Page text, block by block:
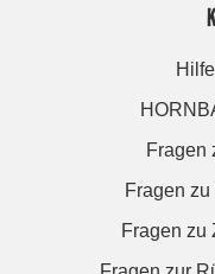
Fragen
Fragen
Fragen zu